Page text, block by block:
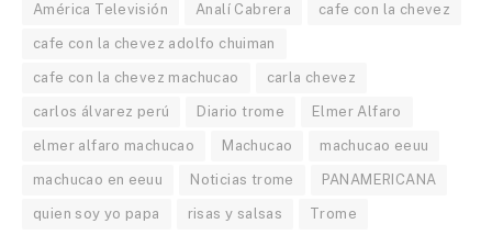
América Televisión Analí Cabrera cafe con la chevez
cafe con la chevez adolfo chuiman
cafe con la chevez machucao carla chevez
carlos álvarez perú Diario trome Elmer Alfaro
elmer alfaro machucao Machucao machucao eeuu
machucao en eeuu Noticias trome PANAMERICANA
quien soy yo papa risas y salsas Trome